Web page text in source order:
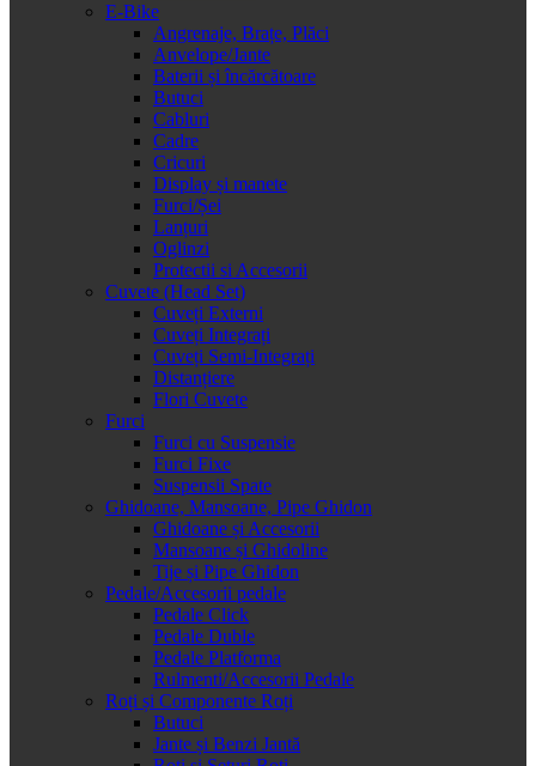
E-Bike
Angrenaje, Brațe, Plăci
Anvelope/Jante
Baterii și încărcătoare
Butuci
Cabluri
Cadre
Cricuri
Display și manete
Furci/Șei
Lanțuri
Oglinzi
Protectii si Accesorii
Cuvete (Head Set)
Cuveți Externi
Cuveți Integrați
Cuveți Semi-Integrați
Distanțiere
Flori Cuvete
Furci
Furci cu Suspensie
Furci Fixe
Suspensii Spate
Ghidoane, Mansoane, Pipe Ghidon
Ghidoane și Accesorii
Mansoane și Ghidoline
Tije și Pipe Ghidon
Pedale/Accesorii pedale
Pedale Click
Pedale Duble
Pedale Platforma
Rulmenti/Accesorii Pedale
Roți și Componente Roți
Butuci
Jante și Benzi Jantă